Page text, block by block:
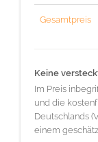
Gesamtpreis
Keine
Im Preis
und die
Deutschlands
einem